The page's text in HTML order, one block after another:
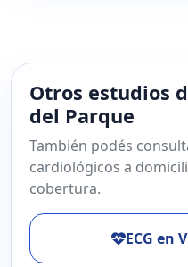
Otros estudios
del Parque
También podés
cardiológicos a
cobertura.
ECG en